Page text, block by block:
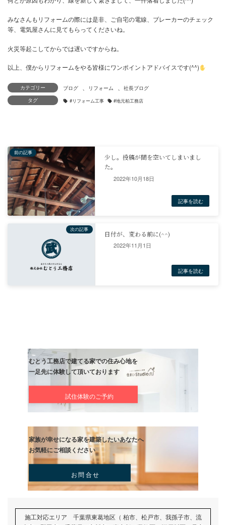
何とか原因もわかり、線を新しく繋ぎまして、一件落着しました
みなさんもリフォームの際には是非、ご自宅の電線、ブレーカーの
火災等起こしてからでは遅いですからね。
以上、僕からリフォームをやる皆様にワンポイントアドバイスです
カテゴリー
ブログ リフォーム
、
タグ
#リフォーム工事 #地元柏工務店
2022年10月18日
2022年11月1日